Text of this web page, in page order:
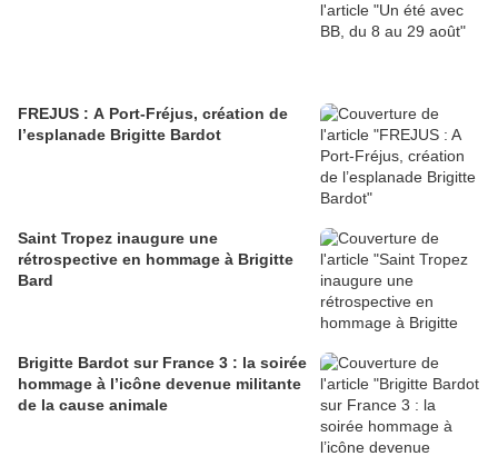
FREJUS : A Port-Fréjus, création de
l’esplanade Brigitte Bardot
Saint Tropez inaugure une
rétrospective en hommage à Brigitte
Bard
Brigitte Bardot sur France 3 : la soirée
hommage à l’icône devenue militante
de la cause animale